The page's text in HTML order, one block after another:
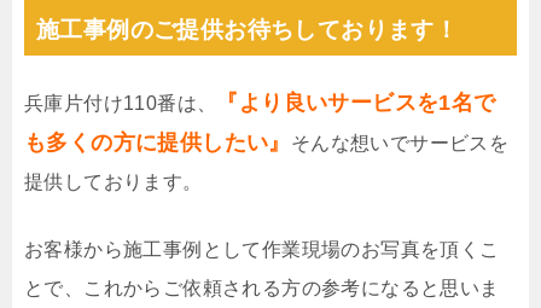
施工事例のご提供お待ちしております！
兵庫片付け110番は、
『より良いサービスを1名で
も多くの方に提供したい』
そんな想いでサービスを
提供しております。
お客様から施工事例として作業現場のお写真を頂くこ
とで、これからご依頼される方の参考になると思いま